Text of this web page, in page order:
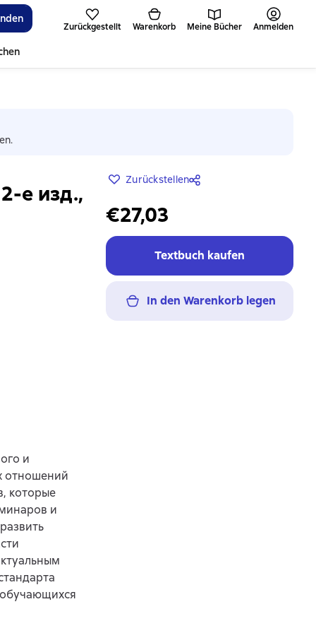
Zurückgestellt Warenkorb Meine Bücher Anmelden
е изд.,
Zurückstellen
€27,03
Textbuch kaufen
In den Warenkorb legen
и
отношений
которые
и